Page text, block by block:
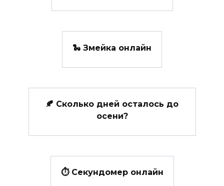
🐍 Змейка онлайн
🍂 Сколько дней осталось до
осени?
⏱️ Секундомер онлайн